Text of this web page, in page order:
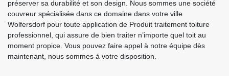
préserver sa durabilité et son design. Nous sommes une société
couvreur spécialisée dans ce domaine dans votre ville
Wolfersdorf pour toute application de Produit traitement toiture
professionnel, qui assure de bien traiter n’importe quel toit au
moment propice. Vous pouvez faire appel à notre équipe dès
maintenant, nous sommes à votre disposition.